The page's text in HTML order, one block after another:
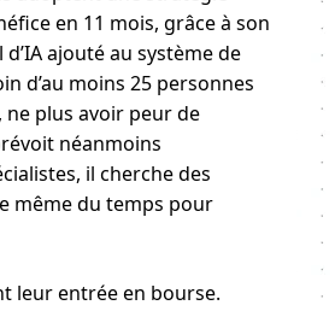
en 11 mois, grâce à son
ajouté au système de
d’au moins 25 personnes
ne plus avoir peur de
néanmoins
il cherche des
même du temps pour
leur entrée en bourse.